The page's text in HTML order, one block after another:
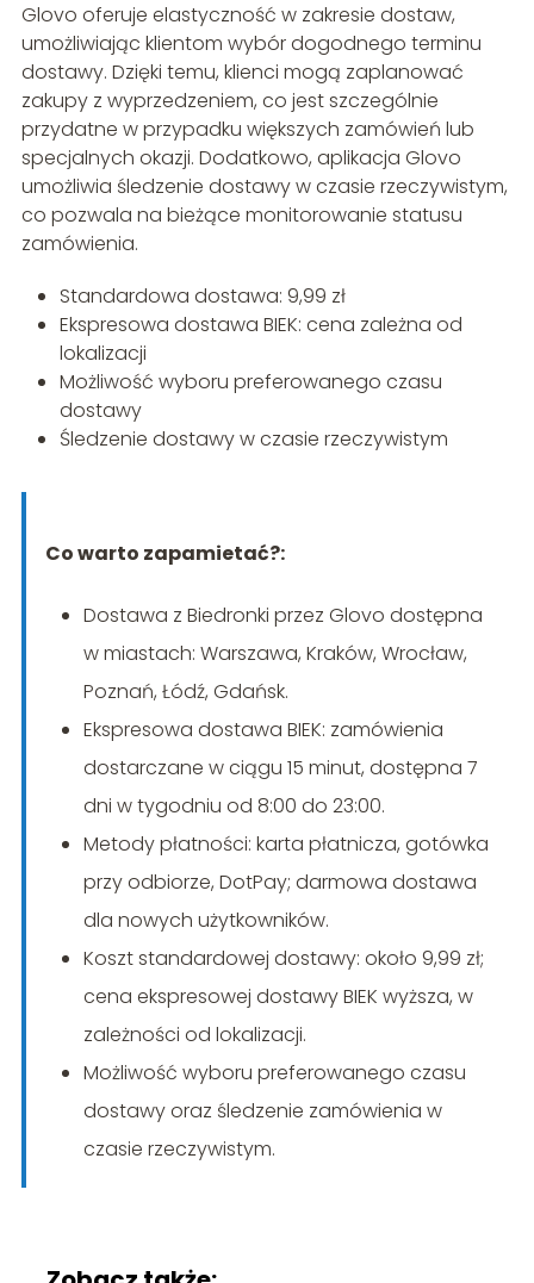
Glovo oferuje elastyczność w zakresie dostaw,
umożliwiając klientom wybór dogodnego terminu
dostawy. Dzięki temu, klienci mogą zaplanować
zakupy z wyprzedzeniem, co jest szczególnie
przydatne w przypadku większych zamówień lub
specjalnych okazji. Dodatkowo, aplikacja Glovo
umożliwia śledzenie dostawy w czasie rzeczywistym,
co pozwala na bieżące monitorowanie statusu
zamówienia.
Standardowa dostawa: 9,99 zł
Ekspresowa dostawa BIEK: cena zależna od
lokalizacji
Możliwość wyboru preferowanego czasu
dostawy
Śledzenie dostawy w czasie rzeczywistym
Co warto zapamietać?:
Dostawa z Biedronki przez Glovo dostępna
w miastach: Warszawa, Kraków, Wrocław,
Poznań, Łódź, Gdańsk.
Ekspresowa dostawa BIEK: zamówienia
dostarczane w ciągu 15 minut, dostępna 7
dni w tygodniu od 8:00 do 23:00.
Metody płatności: karta płatnicza, gotówka
przy odbiorze, DotPay; darmowa dostawa
dla nowych użytkowników.
Koszt standardowej dostawy: około 9,99 zł;
cena ekspresowej dostawy BIEK wyższa, w
zależności od lokalizacji.
Możliwość wyboru preferowanego czasu
dostawy oraz śledzenie zamówienia w
czasie rzeczywistym.